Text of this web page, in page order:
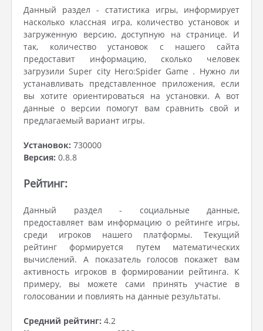
Данный раздел - статистика игры, информирует
насколько классная игра, количество установок и
загруженную версию, доступную на странице. И
так, количество установок с нашего сайта
предоставит информацию, сколько человек
загрузили Super city Hero:Spider Game . Нужно ли
устанавливать представленное приложения, если
вы хотите ориентироваться на установки. А вот
данные о версии помогут вам сравнить свой и
предлагаемый вариант игры.
Установок: 730000
Версия: 0.8.8
Рейтинг:
Данный раздел - социальные данные,
предоставляет вам информацию о рейтинге игры,
среди игроков нашего платформы. Текущий
рейтинг формируется путем математических
вычислений. А показатель голосов покажет вам
активность игроков в формировании рейтинга. К
примеру, вы можете сами принять участие в
голосовании и повлиять на данные результаты.
Средний рейтинг: 4.2